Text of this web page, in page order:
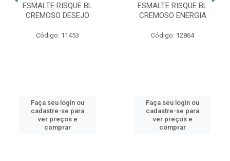
ESMALTE RISQUE BL
CREMOSO DESEJO
Código: 11453
Faça seu login ou
cadastre-se para
ver preços e
comprar
ESMALTE RISQUE BL
CREMOSO ENERGIA
Código: 12864
Faça seu login ou
cadastre-se para
ver preços e
comprar